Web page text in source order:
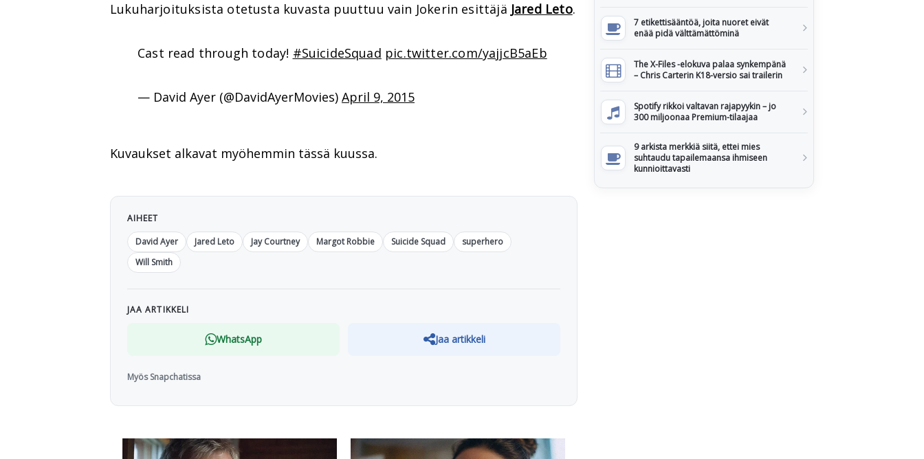
Lukuharjoituksista otetusta kuvasta puuttuu vain Jokerin esittäjä Jared Leto.
Cast read through today! #SuicideSquad pic.twitter.com/yajjcB5aEb
— David Ayer (@DavidAyerMovies) April 9, 2015
Kuvaukset alkavat myöhemmin tässä kuussa.
AIHEET
David Ayer
Jared Leto Jay Courtney Margot Robbie Suicide Squad
superhero
Will Smith
JAA ARTIKKELI
WhatsApp Jaa artikkeli
Myös Snapchatissa
7 etikettisääntöä, joita nuoret eivät
enää pidä välttämättöminä
The X-Files -elokuva palaa synkempänä
– Chris Carterin K18-versio sai trailerin
Spotify rikkoi valtavan rajapyykin – jo
300 miljoonaa Premium-tilaajaa
9 arkista merkkiä siitä, ettei mies
suhtaudu tapailemaansa ihmiseen
kunnioittavasti